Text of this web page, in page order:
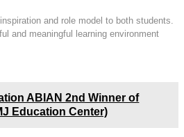
and role model to both students.
and meaningful learning environment
ABIAN 2nd Winner of
Education Center)